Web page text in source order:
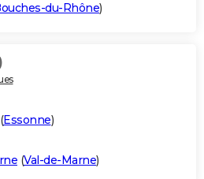
du-Rhône)
(Essonne)
(Val-de-Marne)